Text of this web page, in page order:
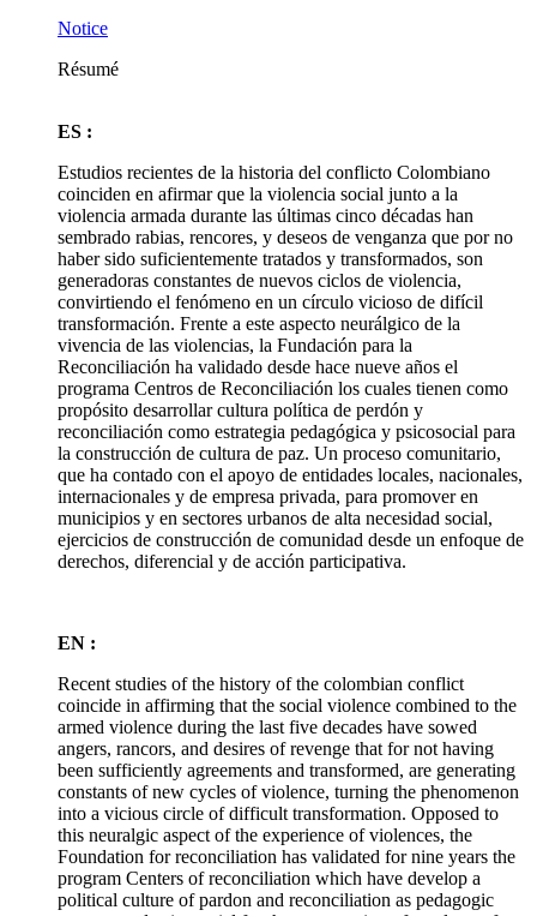
Notice
Résumé
ES :
Estudios recientes de la historia del conflicto Colombiano
coinciden en afirmar que la violencia social junto a la
violencia armada durante las últimas cinco décadas han
sembrado rabias, rencores, y deseos de venganza que por no
haber sido suficientemente tratados y transformados, son
generadoras constantes de nuevos ciclos de violencia,
convirtiendo el fenómeno en un círculo vicioso de difícil
transformación. Frente a este aspecto neurálgico de la
vivencia de las violencias, la Fundación para la
Reconciliación ha validado desde hace nueve años el
programa Centros de Reconciliación los cuales tienen como
propósito desarrollar cultura política de perdón y
reconciliación como estrategia pedagógica y psicosocial para
la construcción de cultura de paz. Un proceso comunitario,
que ha contado con el apoyo de entidades locales, nacionales,
internacionales y de empresa privada, para promover en
municipios y en sectores urbanos de alta necesidad social,
ejercicios de construcción de comunidad desde un enfoque de
derechos, diferencial y de acción participativa.
EN :
Recent studies of the history of the colombian conflict
coincide in affirming that the social violence combined to the
armed violence during the last five decades have sowed
angers, rancors, and desires of revenge that for not having
been sufficiently agreements and transformed, are generating
constants of new cycles of violence, turning the phenomenon
into a vicious circle of difficult transformation. Opposed to
this neuralgic aspect of the experience of violences, the
Foundation for reconciliation has validated for nine years the
program Centers of reconciliation which have develop a
political culture of pardon and reconciliation as pedagogic